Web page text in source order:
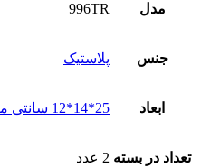
مدل 996TR
جنس پلاستیک
ابعاد 25*14*12 سانتی متر
تعداد در بسته 2 عدد